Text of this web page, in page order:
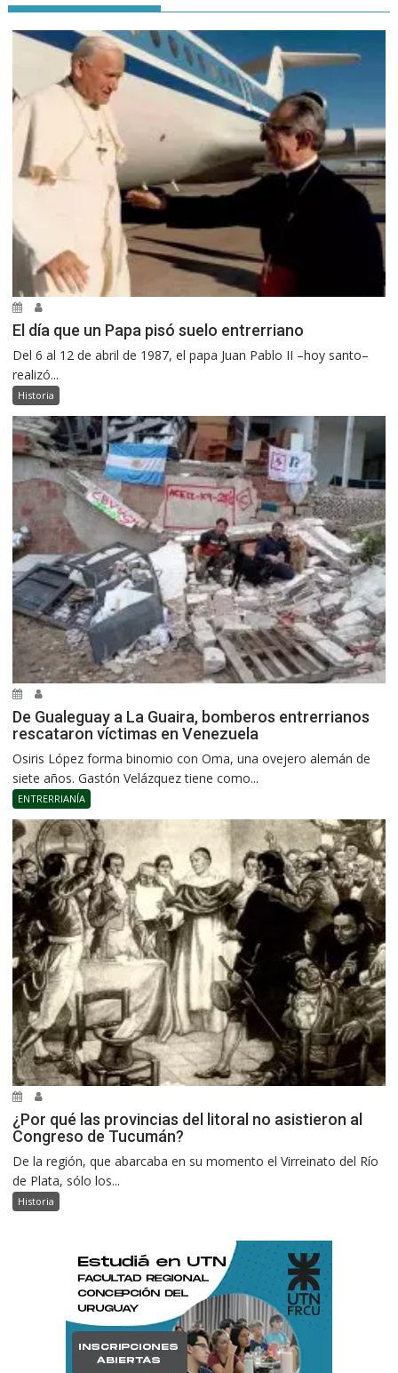
El día que un Papa pisó suelo entrerriano
Del 6 al 12 de abril de 1987, el papa Juan Pablo II –hoy santo–
realizó...
Historia
De Gualeguay a La Guaira, bomberos entrerrianos
rescataron víctimas en Venezuela
Osiris López forma binomio con Oma, una ovejero alemán de
siete años. Gastón Velázquez tiene como...
ENTRERRIANÍA
¿Por qué las provincias del litoral no asistieron al
Congreso de Tucumán?
De la región, que abarcaba en su momento el Virreinato del Río
de Plata, sólo los...
Historia